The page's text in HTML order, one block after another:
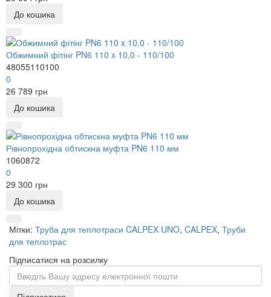
До кошика
Обжимний фітінг PN6 110 x 10,0 - 110/100
48055110100
0
26 789 грн
До кошика
Рівнопрохідна обтискна муфта PN6 110 мм
1060872
0
29 300 грн
До кошика
Мітки: Труба для теплотраси CALPEX UNO, CALPEX, Труби
для теплотрас
Підписатися на розсилку